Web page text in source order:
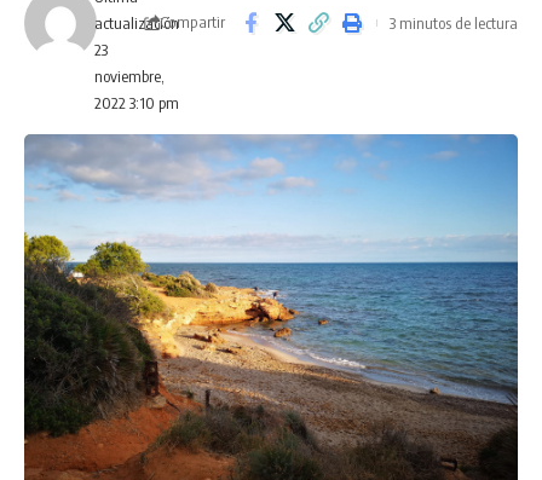
actualización
23
noviembre,
2022 3:10 pm
Compartir 3 minutos de lectura